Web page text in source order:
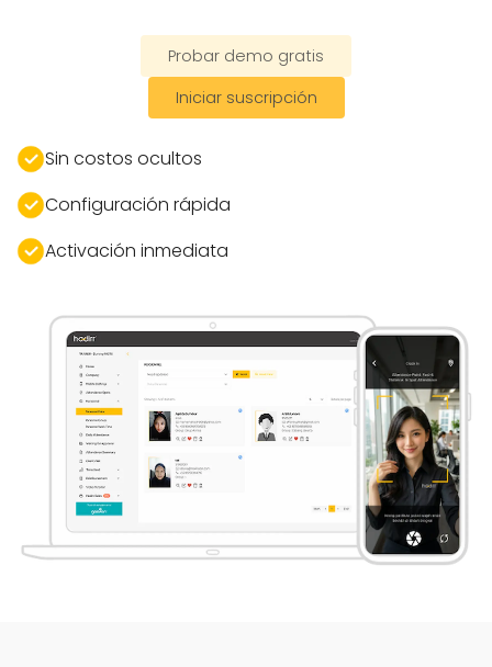
Probar demo gratis
Iniciar suscripción
Sin costos ocultos
Configuración rápida
Activación inmediata